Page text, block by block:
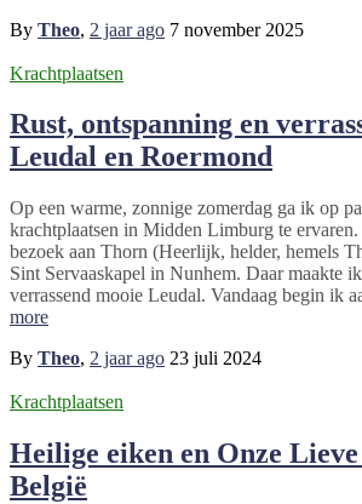
By Theo, 2 jaarago 7 november 2025
Krachtplaatsen
Rust, ontspanning en
Leudal en Roermond
Op een warme, zonnige zomerdag ga ik op
krachtplaatsen in Midden Limburg te
bezoek aan Thorn (Heerlijk, helder, hemels
Sint Servaaskapel in Nunhem. Daar maakte
verrassend mooie Leudal. Vandaag begin ik
more
By Theo, 2 jaarago 23 juli 2024
Krachtplaatsen
Heilige eiken en Onze
België